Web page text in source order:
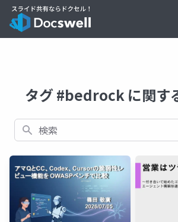
タグ #bedrock に関す
検索